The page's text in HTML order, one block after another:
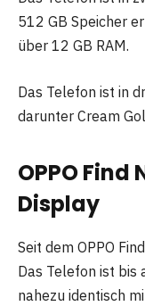
512 GB Speicher
über 12 GB RAM.
Das Telefon ist in
darunter Cream
OPPO Find
Display
Seit dem OPPO
Das Telefon ist bis
nahezu identisch